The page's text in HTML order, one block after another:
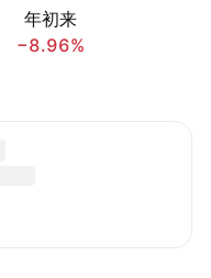
年初来
−8.96%